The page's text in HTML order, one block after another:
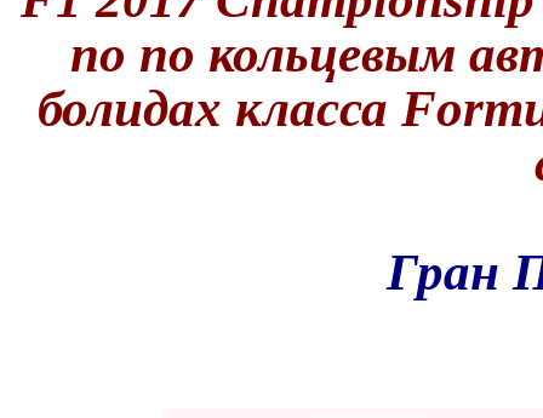
по по кольцевым
болидах класса
Гран